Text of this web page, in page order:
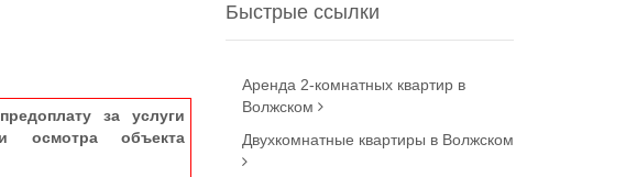
за услуги
осмотра объекта
Быстрые ссылки
Аренда 2-комнатных квартир в
Волжском
Двухкомнатные квартиры в Волжском